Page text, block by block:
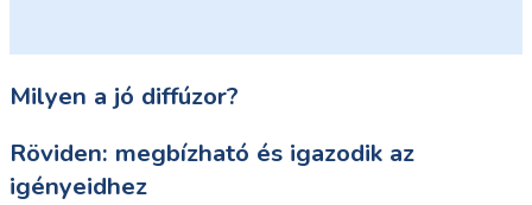
Milyen a jó diffúzor?
Röviden: megbízható és igazodik az
igényeidhez